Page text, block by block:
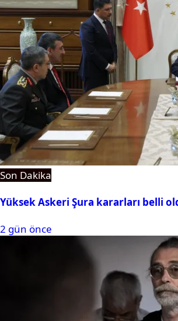
Son Dakika
Yüksek Askeri Şura kararları belli
2 gün önce